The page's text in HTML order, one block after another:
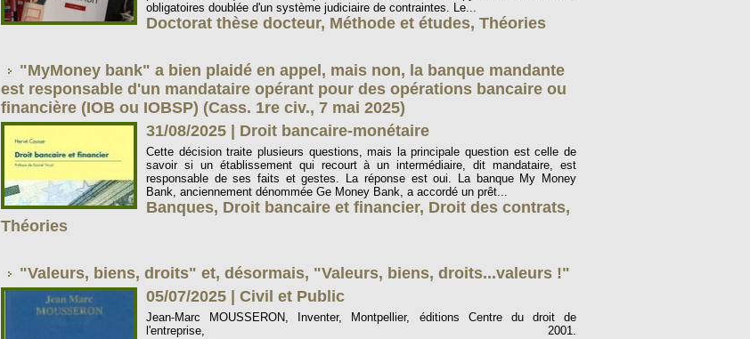
obligatoires doublée d'un système judiciaire de contraintes. Le...
Doctorat thèse docteur, Méthode et études, Théories
"MyMoney bank" a bien plaidé en appel, mais non, la banque mandante
est responsable d'un mandataire opérant pour des opérations bancaire ou
financière (IOB ou IOBSP) (Cass. 1re civ., 7 mai 2025)
31/08/2025
Droit bancaire-monétaire
Cette décision traite plusieurs questions, mais la principale question est celle de
savoir si un établissement qui recourt à un intermédiaire, dit mandataire, est
responsable de ses faits et gestes. La réponse est oui. La banque My Money
Bank, anciennement dénommée Ge Money Bank, a accordé un prêt...
Banques, Droit bancaire et financier, Droit des contrats,
Théories
"Valeurs, biens, droits" et, désormais, "Valeurs, biens, droits...valeurs !"
05/07/2025
Civil et Public
Jean-Marc MOUSSERON, Inventer, Montpellier, éditions Centre du droit de
l'entreprise, 2001.